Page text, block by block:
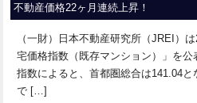
不動産価格22ヶ月連続上昇！
（一財）日本不動産研究所（JREI）
宅価格指数（既存マンション）」を
指数によると、首都圏総合は141.04
で […]